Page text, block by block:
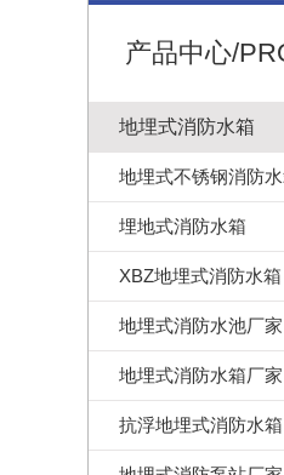
产品中心/
地埋式消防水箱
地埋式不锈钢消防
埋地式消防水箱
XBZ地埋式消防水箱
地埋式消防水池厂家
地埋式消防水箱厂家
抗浮地埋式消防水箱